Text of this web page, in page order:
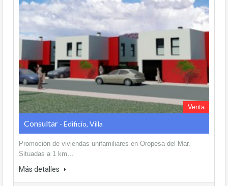
Venta
Consultar - Edificio, Villa
Promoción de viviendas unifamiliares en Oropesa del Mar.
Situadas a 1 km…
Más detalles